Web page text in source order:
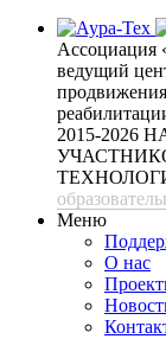
Ассоциация
ведущий
2015-
Меню
О нас